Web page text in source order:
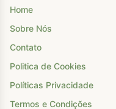
Home
Sobre Nós
Contato
Politica de Cookies
Políticas Privacidade
Termos e Condições